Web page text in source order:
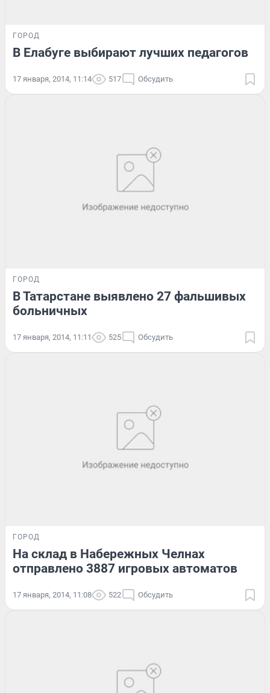
ГОРОД
В Елабуге выбирают лучших педагогов
17 января, 2014, 11:14 517 Обсудить
ГОРОД
В Татарстане выявлено 27 фальшивых
больничных
17 января, 2014, 11:11 525 Обсудить
ГОРОД
На склад в Набережных Челнах
отправлено 3887 игровых автоматов
17 января, 2014, 11:08 522 Обсудить